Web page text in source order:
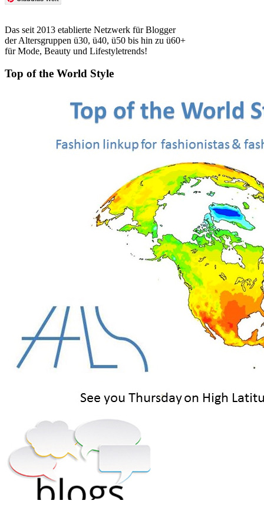
Das seit 2013 etablierte Netzwerk für Blogger
der Altersgruppen ü30, ü40, ü50 bis hin zu ü60+
für Mode, Beauty und Lifestyletrends!
Top of the World Style